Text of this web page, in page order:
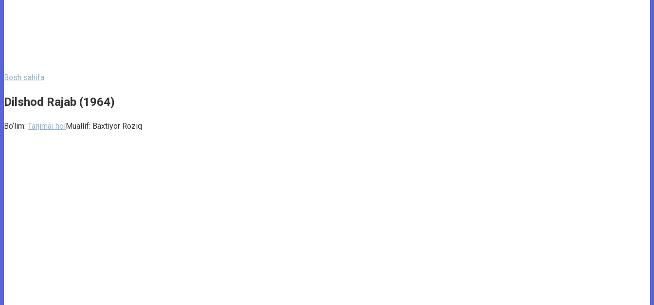
Bosh sahifa
Dilshod Rajab (1964)
Bo‘lim: Tarjimai holMuallif: Baxtiyor Roziq